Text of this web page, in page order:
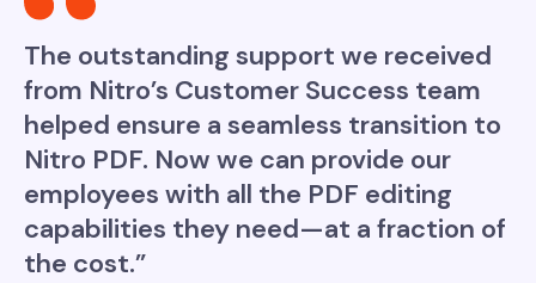
The outstanding support we received
from Nitro’s Customer Success team
helped ensure a seamless transition to
Nitro PDF. Now we can provide our
employees with all the PDF editing
capabilities they need—at a fraction of
the cost.”